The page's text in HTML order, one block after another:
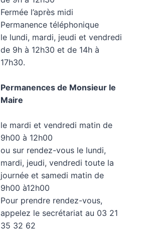
Fermée l’après midi
Permanence téléphonique
le lundi, mardi, jeudi et vendredi
de 9h à 12h30 et de 14h à
17h30.
Permanences de Monsieur le
Maire
le mardi et vendredi matin de
9h00 à 12h00
ou sur rendez-vous le lundi,
mardi, jeudi, vendredi toute la
journée et samedi matin de
9h00 à12h00
Pour prendre rendez-vous,
appelez le secrétariat au 03 21
35 32 62